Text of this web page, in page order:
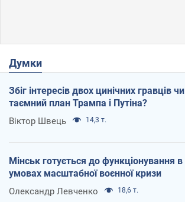
Думки
Збіг інтересів двох цинічних гравців чи
таємний план Трампа і Путіна?
Віктор Швець 14,3 т.
Мінськ готується до функціонування в
умовах масштабної воєнної кризи
Олександр Левченко 18,6 т.